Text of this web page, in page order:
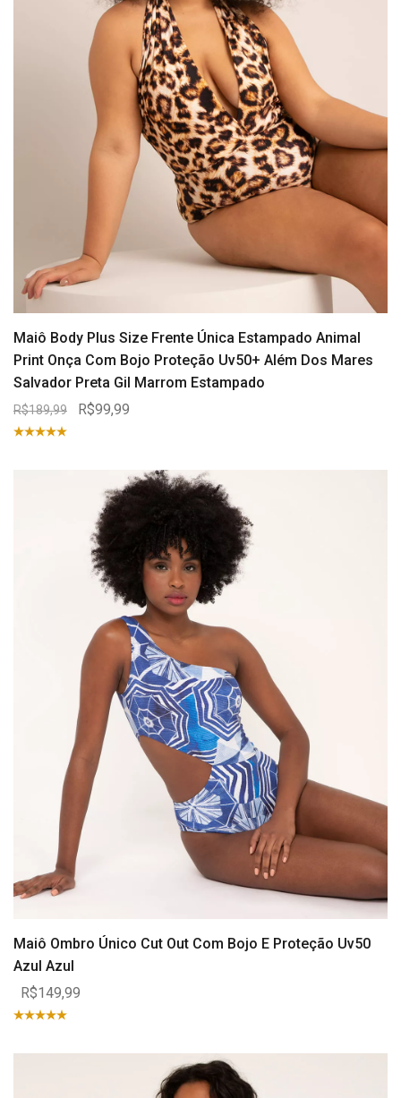
Maiô Body Plus Size Frente Única Estampado Animal
Print Onça Com Bojo Proteção Uv50+ Além Dos Mares
Salvador Preta Gil Marrom Estampado
R$189,99 R$99,99
Maiô Ombro Único Cut Out Com Bojo E Proteção Uv50
Azul Azul
R$149,99